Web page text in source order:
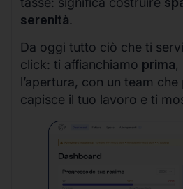
serenità.
Da oggi tutto ciò che ti
click: ti affianchiamo prima,
l’apertura, con un team
capisce il tuo lavoro e ti